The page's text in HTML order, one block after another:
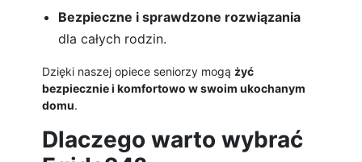
Bezpieczne i sprawdzone rozwiązania
dla całych rodzin.
Dzięki naszej opiece seniorzy mogą żyć
bezpiecznie i komfortowo w swoim ukochanym
domu.
Dlaczego warto wybrać